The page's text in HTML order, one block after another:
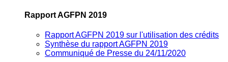
Rapport AGFPN 2019
Rapport AGFPN 2019 sur l'utilisation des crédits
Synthèse du rapport AGFPN 2019
Communiqué de Presse du 24/11/2020